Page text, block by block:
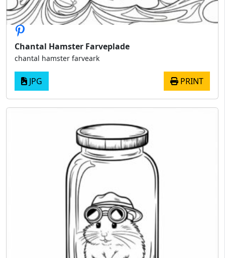
Chantal Hamster Farveplade
chantal hamster farveark
JPG PRINT